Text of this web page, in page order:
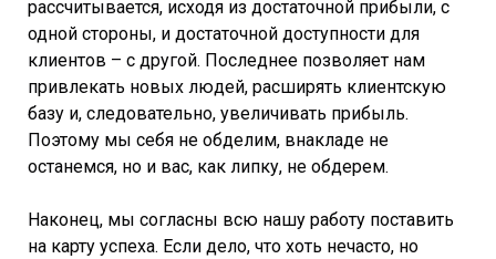
рассчитывается, исходя из достаточной прибыли, с
одной стороны, и достаточной доступности для
клиентов – с другой. Последнее позволяет нам
привлекать новых людей, расширять клиентскую
базу и, следовательно, увеличивать прибыль.
Поэтому мы себя не обделим, внакладе не
останемся, но и вас, как липку, не обдерем.
Наконец, мы согласны всю нашу работу поставить
на карту успеха. Если дело, что хоть нечасто, но